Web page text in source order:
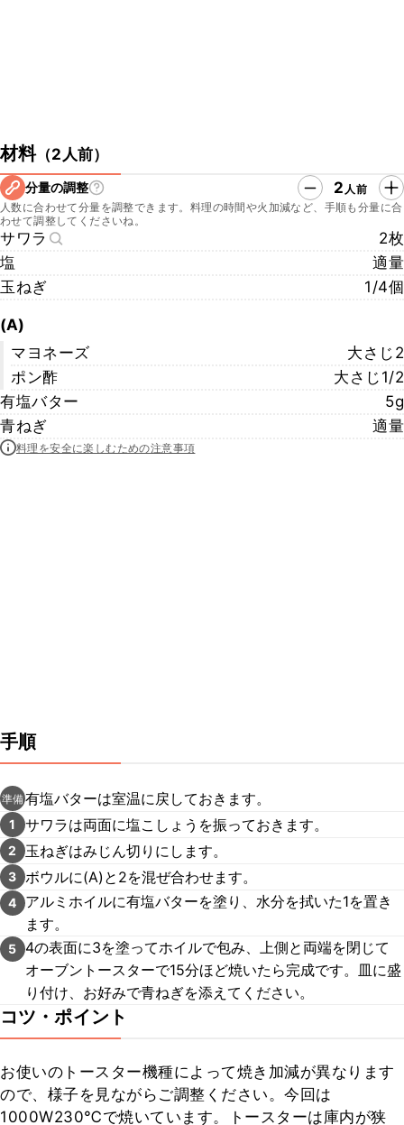
材料（2人前）
分量の調整 2 人前
人数に合わせて分量を調整できます。料理の時間や火加減など、手順も分量に合
わせて調整してくださいね。
サワラ
2枚
塩
適量
玉ねぎ
1/4個
(A)
マヨネーズ
大さじ2
ポン酢
大さじ1/2
有塩バター
5g
青ねぎ
適量
料理を安全に楽しむための注意事項
手順
準備有塩バターは室温に戻しておきます。
1 サワラは両面に塩こしょうを振っておきます。
2 玉ねぎはみじん切りにします。
3 ボウルに(A)と2を混ぜ合わせます。
4
アルミホイルに有塩バターを塗り、水分を拭いた1を置き
ます。
5
4の表面に3を塗ってホイルで包み、上側と両端を閉じて
オーブントースターで15分ほど焼いたら完成です。皿に盛
り付け、お好みで青ねぎを添えてください。
コツ・ポイント
お使いのトースター機種によって焼き加減が異なります
ので、様子を見ながらご調整ください。今回は
1000W230℃で焼いています。トースターは庫内が狭